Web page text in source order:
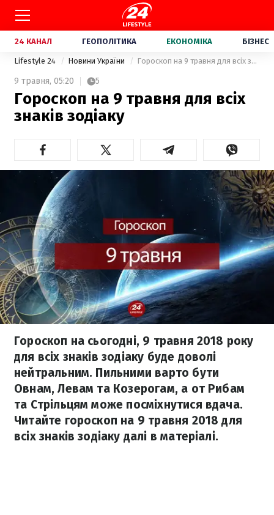
24 КАНАЛ ГЕОПОЛІТИКА ЕКОНОМІКА БІЗНЕС
Lifestyle 24 Новини України Гороскоп на 9 травня для всіх знаків зодіаку
9 травня, 05:20 5
Гороскоп на 9 травня для всіх
знаків зодіаку
Гороскоп на сьогодні, 9 травня 2018 року
для всіх знаків зодіаку буде доволі
нейтральним. Пильними варто бути
Овнам, Левам та Козерогам, а от Рибам
та Стрільцям може посміхнутися вдача.
Читайте гороскоп на 9 травня 2018 для
всіх знаків зодіаку далі в матеріалі.